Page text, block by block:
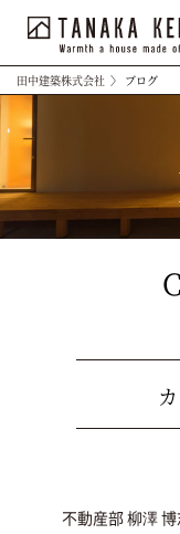
田中建築株式会社 〉 ブログ
不動産部 柳澤